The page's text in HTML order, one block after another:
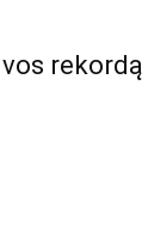
rekordą